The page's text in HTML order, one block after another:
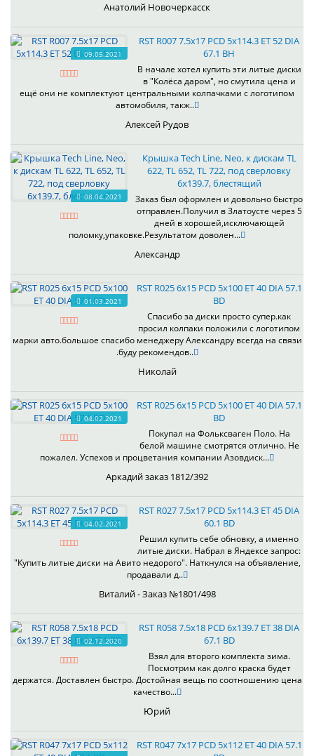
Анатолий Новочеркасск
09.05.2021
RST R007 7.5x17 PCD 5x114.3 ET 52 DIA
67.1 BH
В начале хотел купить эти литые диски
в "Колёса даром", но смутила цена и
ещё они не комплектуют центральными колпачками с логотипом
автомобиля, такж..
Алексей Рудов
08.04.2021
Крышка Tech Line, Neo, к дискам TL
622, TL 652, TL 722, под сверловку
6х139.7, блестящий
Заказ был оформлен и довольно быстро
отправлен.Получил в Златоусте через 5
дней в хорошей,исключающей
поломку,упаковке.Результатом доволен...
Александр
01.03.2021
RST R025 6x15 PCD 5x100 ET 40 DIA 57.1
BD
Спасибо за диски просто супер.как
просил колпаки положили с логотипом
марки авто.большое спасибо менеджеру Александру всегда на связи
.буду рекомендов..
Николай
04.02.2021
RST R025 6x15 PCD 5x100 ET 40 DIA 57.1
BD
Покупал на Фольксваген Поло. На
белой машине смотрятся отлично. Не
пожалел. Успехов и процветания компании Азовдиск...
Аркадий заказ 1812/392
04.02.2021
RST R027 7.5x17 PCD 5x114.3 ET 45 DIA
60.1 BD
Решил купить себе обновку, а именно
литые диски. Набрал в Яндексе запрос:
"Купить литые диски на Авито недорого". Наткнулся на объявление,
продавали д..
Виталий - Заказ №1801/498
02.12.2020
RST R058 7.5x18 PCD 6x139.7 ET 38 DIA
67.1 BD
Взял для второго комплекта зима.
Посмотрим как долго краска будет
держатся. Доставлен быстро. Достойная вещь по соотношению цена
качество...
Юрий
RST R047 7x17 PCD 5x112 ET 40 DIA 57.1